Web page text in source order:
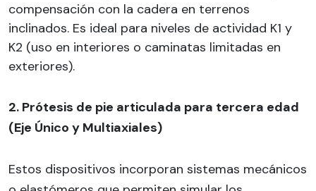
compensación con la cadera en terrenos
inclinados. Es ideal para niveles de actividad K1 y
K2 (uso en interiores o caminatas limitadas en
exteriores).
2. Prótesis de pie articulada para tercera edad
(Eje Único y Multiaxiales)
Estos dispositivos incorporan sistemas mecánicos